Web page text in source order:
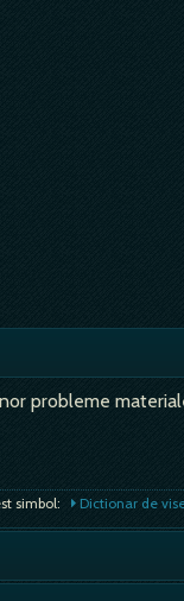
probleme
simbol: Dictionar de